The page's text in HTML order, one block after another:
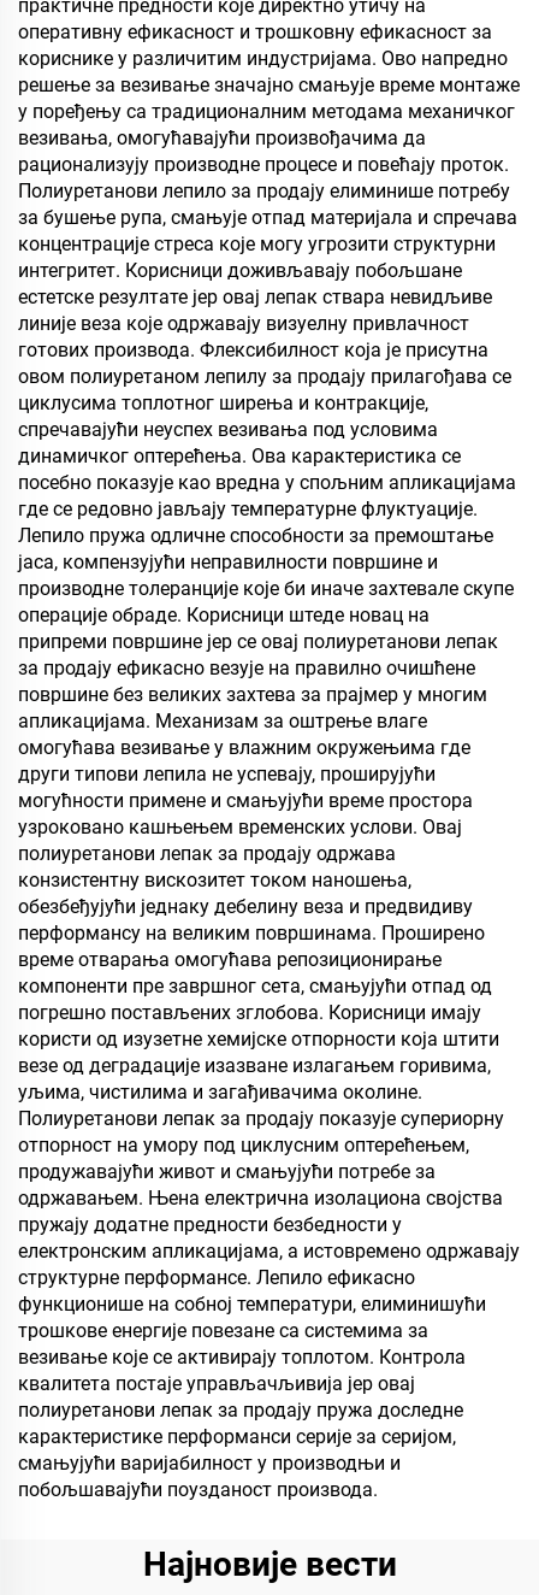
и зачини
практичне предности које директно утичу на
оперативну ефикасност и трошковну ефикасност за
кориснике у различитим индустријама. Ово напредно
решење за везивање значајно смањује време монтаже
у поређењу са традиционалним методама механичког
везивања, омогућавајући произвођачима да
рационализују производне процесе и повећају проток.
Полиуретанови лепило за продају елиминише потребу
за бушење рупа, смањује отпад материјала и спречава
концентрације стреса које могу угрозити структурни
интегритет. Корисници доживљавају побољшане
естетске резултате јер овај лепак ствара невидљиве
линије веза које одржавају визуелну привлачност
готових производа. Флексибилност која је присутна
овом полиуретаном лепилу за продају прилагођава се
циклусима топлотног ширења и контракције,
спречавајући неуспех везивања под условима
динамичког оптерећења. Ова карактеристика се
посебно показује као вредна у спољним апликацијама
где се редовно јављају температурне флуктуације.
Лепило пружа одличне способности за премоштање
јаса, компензујући неправилности површине и
производне толеранције које би иначе захтевале скупе
операције обраде. Корисници штеде новац на
припреми површине јер се овај полиуретанови лепак
за продају ефикасно везује на правилно очишћене
површине без великих захтева за прајмер у многим
апликацијама. Механизам за оштрење влаге
омогућава везивање у влажним окружењима где
други типови лепила не успевају, проширујући
могућности примене и смањујући време простора
узроковано кашњењем временских услови. Овај
полиуретанови лепак за продају одржава
конзистентну вискозитет током наношења,
обезбеђујући једнаку дебелину веза и предвидиву
перформансу на великим површинама. Проширено
време отварања омогућава репозиционирање
компоненти пре завршног сета, смањујући отпад од
погрешно постављених зглобова. Корисници имају
користи од изузетне хемијске отпорности која штити
везе од деградације изазване излагањем горивима,
уљима, чистилима и загађивачима околине.
Полиуретанови лепак за продају показује супериорну
отпорност на умору под циклусним оптерећењем,
продужавајући живот и смањујући потребе за
одржавањем. Њена електрична изолациона својства
пружају додатне предности безбедности у
електронским апликацијама, а истовремено одржавају
структурне перформансе. Лепило ефикасно
функционише на собној температури, елиминишући
трошкове енергије повезане са системима за
везивање које се активирају топлотом. Контрола
квалитета постаје управљачљивија јер овај
полиуретанови лепак за продају пружа доследне
карактеристике перформанси серије за серијом,
смањујући варијабилност у производњи и
побољшавајући поузданост производа.
Најновије вести